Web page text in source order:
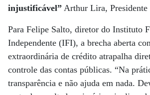
injustificável” Arthur Lira, Presidente
Para Felipe Salto, diretor do Instituto
Independente (IFI), a brecha aberta
extraordinária de crédito atrapalha
controle das contas públicas. “Na
transparência e não ajuda em nada.